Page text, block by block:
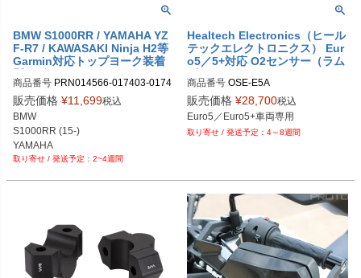
PRN015536-015554-016067-01616
PRN015536-015554-016067-01616
8-23
PRN015536-015554-016067-01616
8-24
PRN015536-015554-016067-01616
8-25
PRN015536-015554-016067-01616
8-26
PRN015536-015554-016067-01616
PRN015536-015554-016067-01616
8-30
PRN015536-015554-016067-01616
PRN015536-015554-016053-01607
6-10
PRN015536-015554-016053-01607
6-11
PRN015536-015554-016053-01607
6-12
PRN015536-015554-016053-01607
6-13
BMW S1000RR / YAMAHA YZ
F-R7 / KAWASAKI Ninja H2等
Garmin対応トップヨーク装着
型ナビマウント Evotech Perfo
rmance
商品番号 PRN014566-017403-0174
41
PRN014566-017403-017441-01
PRN014566-017403-017441-02
PRN014566-017403-017441-03
PRN014566-017403-017441-04
PRN014566-017403-017441-06
販売価格 ¥11,699税込
BMW
S1000RR (15-)
YAMAHA
YZF-R7 (26-)
2~4週間
Healtech Electronics（ヒール
テックエレクトロニクス） Eur
o5／5+対応 O2センサー（ラム
ダセンサー）エリミネーターモ
ジュール OSE-E5A
商品番号 OSE-E5A
HT-OSE-E5A
販売価格 ¥28,700税込
Euro5／Euro5+車両専用
4～8週間